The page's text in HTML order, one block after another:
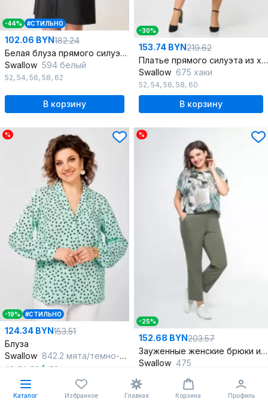
-44% #СТИЛЬНО
102.06 BYN182.24
Белая блуза прямого силуэта из хлопка для делового образа
Swallow 594 белый
52, 54, 56, 58, 62
В корзину
-30%
153.74 BYN219.62
Платье прямого силуэта из хлопка
Swallow 675 хаки
52, 54, 56, 58, 60
В корзину
%
-19% #СТИЛЬНО
124.34 BYN153.51
Блуза
Swallow 842.2 мята/темно-синий_горошек
48 54 56 58
В корзину
%
-25%
152.68 BYN203.57
Зауженные женские брюки из стрейч-денима
Swallow 475
В корзину
Каталог Избранное Главная Корзина Профиль